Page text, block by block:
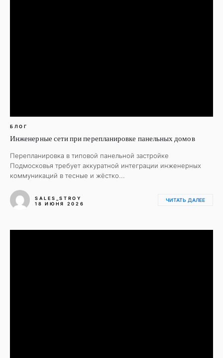
БЛОГ
Инженерные сети при перепланировке панельных домов
Перепланировка в типовой панельной застройке
Подмосковья требует аккуратной интеграции инженерных
коммуникаций в тесные и жёстко...
SALES_STROY
18 ИЮНЯ 2026
ЧИТАТЬ ДАЛЕЕ